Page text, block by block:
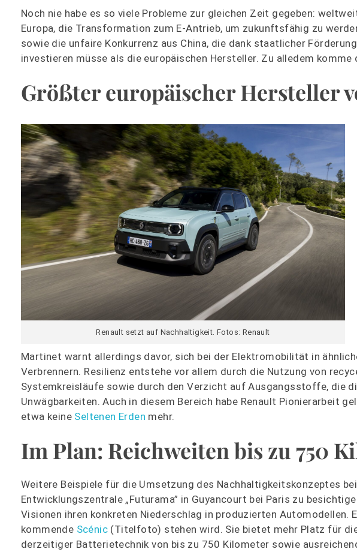
Noch nie habe es so viele Probleme zur gleichen Zeit gegeben:
Europa, die Transformation zum E-Antrieb, um zukunftsfähig zu
sowie die unfaire Konkurrenz aus China, die dank staatlicher
investieren müsse als die europäischen Hersteller. Zu alledem
Größter europäischer Hersteller
Renault setzt auf Nachhaltigkeit. Fotos: Renault
Martinet warnt allerdings davor, sich bei der Elektromobilität in
Verbrennern. Resilienz entstehe vor allem durch die Nutzung von
Systemkreisläufe sowie durch den Verzicht auf Ausgangsstoffe, die
Unwägbarkeiten. Auch in diesem Bereich habe Renault Pionierarbeit
etwa keine Seltenen Erden mehr.
Im Plan: Reichweiten bis zu 750
Weitere Beispiele für die Umsetzung des Nachhaltigkeitskonzeptes
Entwicklungszentrale „Futurama” in Guyancourt bei Paris zu
Visionen ihren konkreten Niederschlag in produzierten Automodellen.
kommende Scénic (Titelfoto) stehen wird. Sie bietet mehr Platz für
derzeitiger Batterietechnik von bis zu 750 Kilometer sowie